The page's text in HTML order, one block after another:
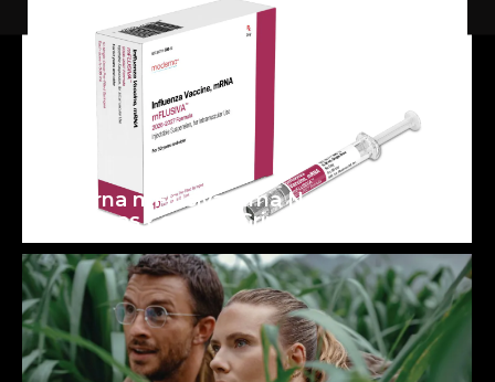
Moderna mFlusiva: uma Nova Era para
as Vacinas Contra a Gripe